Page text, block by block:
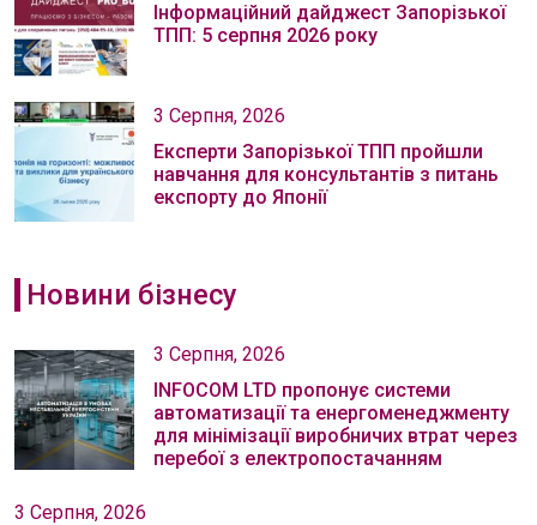
Інформаційний дайджест Запорізької
ТПП: 5 серпня 2026 року
3 Серпня, 2026
Експерти Запорізької ТПП пройшли
навчання для консультантів з питань
експорту до Японії
Новини бізнесу
3 Серпня, 2026
INFOCOM LTD пропонує системи
автоматизації та енергоменеджменту
для мінімізації виробничих втрат через
перебої з електропостачанням
3 Серпня, 2026